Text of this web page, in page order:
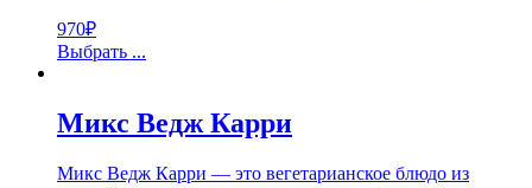
970₽
Выбрать ...
Микс Ведж Карри
Микс Ведж Карри — это вегетарианское блюдо из